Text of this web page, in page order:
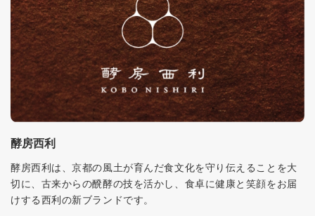
酵房西利
酵房西利は、京都の風土が育んだ食文化を守り伝えることを大
切に、古来からの醗酵の技を活かし、食卓に健康と笑顔をお届
けする西利の新ブランドです。